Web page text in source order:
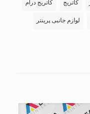
کاتریج کاتریج درام
لوازم جانبی پرینتر